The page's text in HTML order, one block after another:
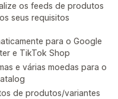
os feeds de produtos
seus requisitos
para o Google
e TikTok Shop
e várias moedas para o
de produtos/variantes